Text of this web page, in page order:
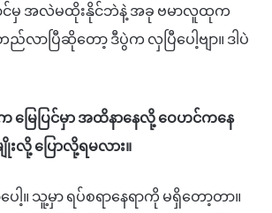
မှ အလဲမထိုးနိုင်ဘဲနဲ့ အခု ဗမာလူထုက
လာပြီဆိုတော့ ဒီပွဲက လှပြီပေါ့ဗျာ။ ဒါပဲ
မြေပြင်မှာ အထိနာနေလို့ ဝေဟင်ကနေ
းလို့ ပြောလို့ရမလား။
ေါ့။ သူ့မှာ ရပ်စရာနေရာကို မရှိတော့တာ။